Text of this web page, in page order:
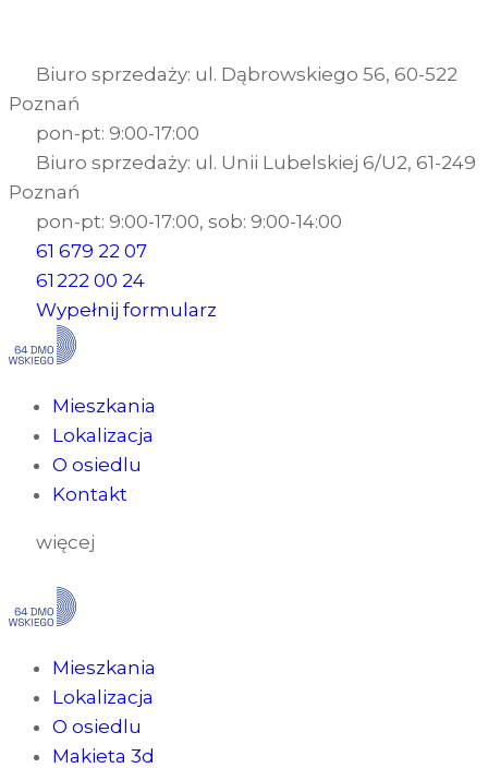
Biuro sprzedaży: ul. Dąbrowskiego 56, 60-522
Poznań
pon-pt: 9:00-17:00
Biuro sprzedaży: ul. Unii Lubelskiej 6/U2, 61-249
Poznań
pon-pt: 9:00-17:00, sob: 9:00-14:00
61 679 22 07
61 222 00 24
Wypełnij formularz
Mieszkania
Lokalizacja
O osiedlu
Kontakt
więcej
Mieszkania
Lokalizacja
O osiedlu
Makieta 3d